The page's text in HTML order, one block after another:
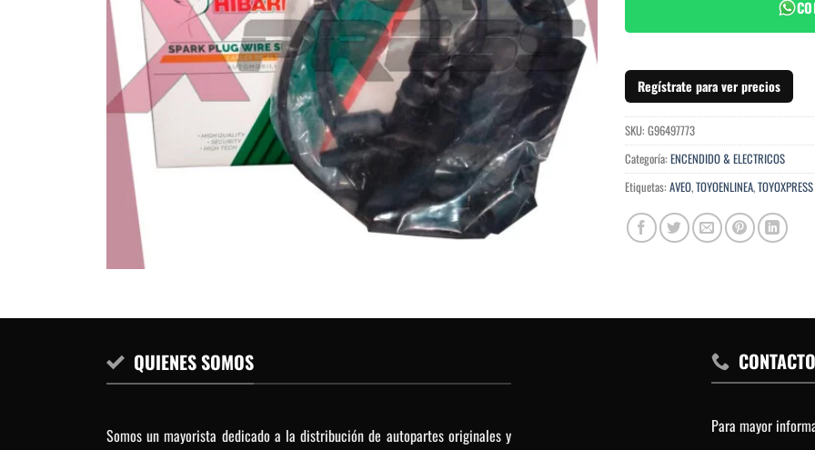
Regístrate para ver precios
SKU: G96497773
Categoría: ENCENDIDO & ELECTRICOS
Etiquetas: AVEO,TOYOENLINEA,TOYOXPRESS
QUIENES SOMOS
Somos un mayorista dedicado a la distribución de autopartes originales y
CONTACTO
Para mayor